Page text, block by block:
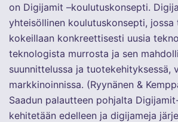
on Digijamit –koulutuskonsepti.
yhteisöllinen koulutuskonsepti, jossa
kokeillaan konkreettisesti uusia
teknologista murrosta ja sen
suunnittelussa ja tuotekehityksessä,
markkinoinnissa. (Ryynänen &
Saadun palautteen pohjalta
kehitetään edelleen ja digijameja